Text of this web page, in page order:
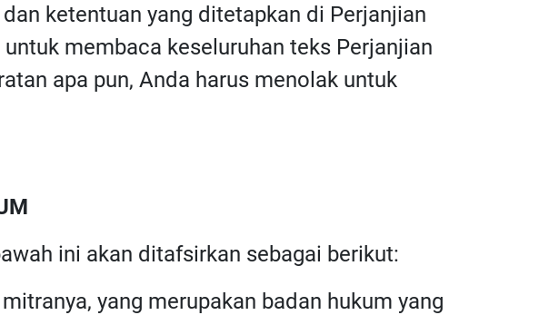
ketentuan yang ditetapkan di Perjanjian
membaca keseluruhan teks Perjanjian
apa pun, Anda harus menolak untuk
ini akan ditafsirkan sebagai berikut:
yang merupakan badan hukum yang